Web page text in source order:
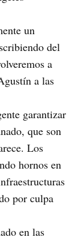
un
del
a
a las
garantizar
que son
Los
hornos en
por culpa
en las